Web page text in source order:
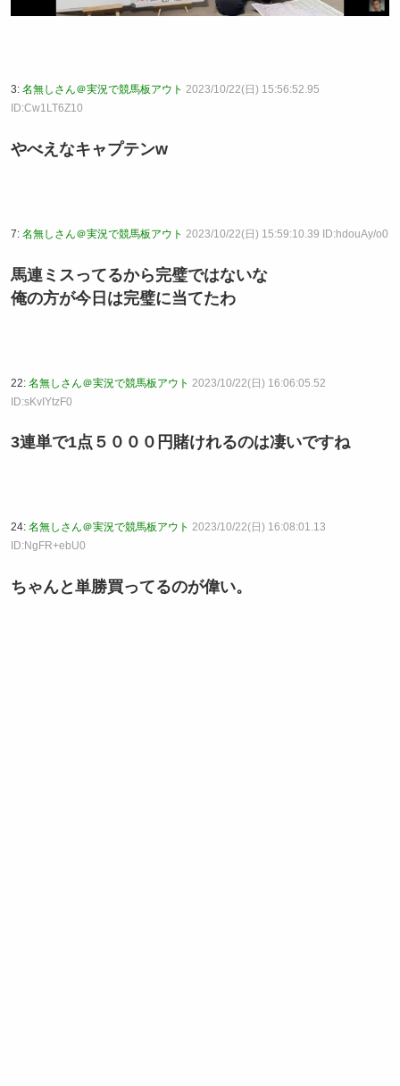
3: 名無しさん＠実況で競馬板アウト 2023/10/22(日) 15:56:52.95
ID:Cw1LT6Z10
やべえなキャプテンw
7: 名無しさん＠実況で競馬板アウト 2023/10/22(日) 15:59:10.39 ID:hdouAy/o0
馬連ミスってるから完璧ではないな
俺の方が今日は完璧に当てたわ
22: 名無しさん＠実況で競馬板アウト 2023/10/22(日) 16:06:05.52
ID:sKvIYtzF0
3連単で1点５０００円賭けれるのは凄いですね
24: 名無しさん＠実況で競馬板アウト 2023/10/22(日) 16:08:01.13
ID:NgFR+ebU0
ちゃんと単勝買ってるのが偉い。